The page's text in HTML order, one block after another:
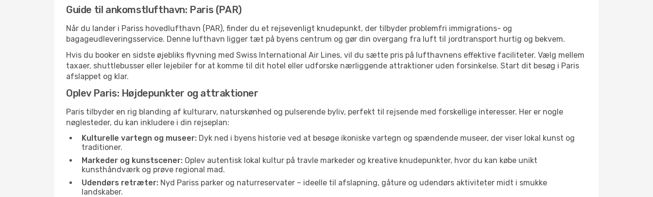
Guide til ankomstlufthavn: Paris (PAR)
Når du lander i Pariss hovedlufthavn (PAR), finder du et rejsevenligt knudepunkt, der tilbyder problemfri immigrations- og
bagageudleveringsservice. Denne lufthavn ligger tæt på byens centrum og gør din overgang fra luft til jordtransport hurtig og bekvem.
Hvis du booker en sidste øjebliks flyvning med Swiss International Air Lines, vil du sætte pris på lufthavnens effektive faciliteter. Vælg mellem
taxaer, shuttlebusser eller lejebiler for at komme til dit hotel eller udforske nærliggende attraktioner uden forsinkelse. Start dit besøg i Paris
afslappet og klar.
Oplev Paris: Højdepunkter og attraktioner
Paris tilbyder en rig blanding af kulturarv, naturskønhed og pulserende byliv, perfekt til rejsende med forskellige interesser. Her er nogle
nøglesteder, du kan inkludere i din rejseplan:
Kulturelle vartegn og museer: Dyk ned i byens historie ved at besøge ikoniske vartegn og spændende museer, der viser lokal kunst og
traditioner.
Markeder og kunstscener: Oplev autentisk lokal kultur på travle markeder og kreative knudepunkter, hvor du kan købe unikt
kunsthåndværk og prøve regional mad.
Udendørs retræter: Nyd Pariss parker og naturreservater – ideelle til afslapning, gåture og udendørs aktiviteter midt i smukke
landskaber.